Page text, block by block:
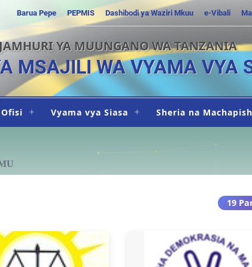
Barua Pepe PEPMIS Dashibodi ya Waziri Mkuu e-Vibali
YA MUUNGANO WA TANZANIA
MSAJILI WA VYAMA VYA
Vyama vya Siasa Sheria na
19